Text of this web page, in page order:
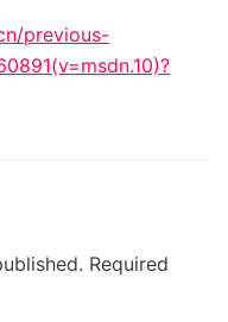
previous-
Required